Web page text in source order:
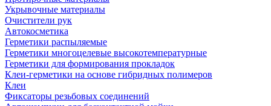
Укрывочные материалы
Очистители рук
Автокосметика
Герметики распыляемые
Герметики многоцелевые высокотемпературные
Герметики для формирования прокладок
Клеи-герметики на основе гибридных полимеров
Клеи
Фиксаторы резьбовых соединений